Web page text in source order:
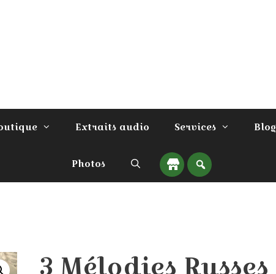
Extraits audio Services Blog
Photos
3 Mélodies Russes